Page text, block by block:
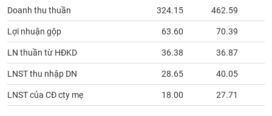
Doanh thu thuần 324.15 462.59
Lợi nhuận gộp 63.60 70.39
LN thuần từ HĐKD 36.38 36.87
LNST thu nhập DN 28.65 40.05
LNST của CĐ cty mẹ 18.00 27.71
Báo
cáo
phân
tích
(-)
Thuật
ngữ
(-)